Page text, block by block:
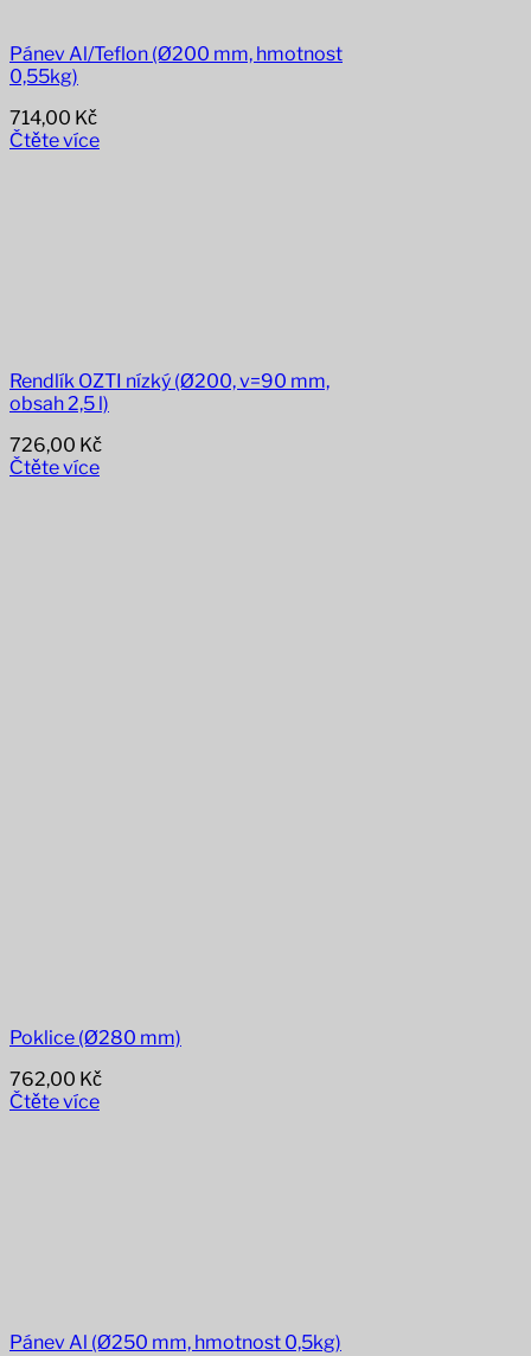
Pánev Al/Teflon (Ø200 mm, hmotnost
0,55kg)
714,00 Kč
Čtěte více
Rendlík OZTI nízký (Ø200, v=90 mm,
obsah 2,5 l)
726,00 Kč
Čtěte více
Poklice (Ø280 mm)
762,00 Kč
Čtěte více
Pánev Al (Ø250 mm, hmotnost 0,5kg)